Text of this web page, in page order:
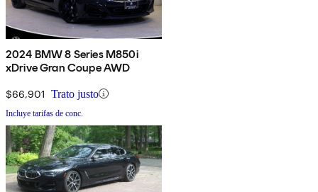
2024 BMW 8 Series M850i
xDrive Gran Coupe AWD
$66,901 Trato justo
Incluye tarifas de conc.